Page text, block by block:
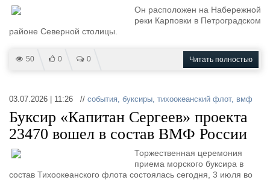
Он расположен на Набережной
реки Карповки в Петроградском
районе Северной столицы.
50 0 0 Читать полностью
03.07.2026 | 11:26 // события, буксиры, тихоокеанский флот, вмф
Буксир «Капитан Сергеев» проекта
23470 вошел в состав ВМФ России
Торжественная церемония
приема морского буксира в
состав Тихоокеанского флота состоялась сегодня, 3 июля во